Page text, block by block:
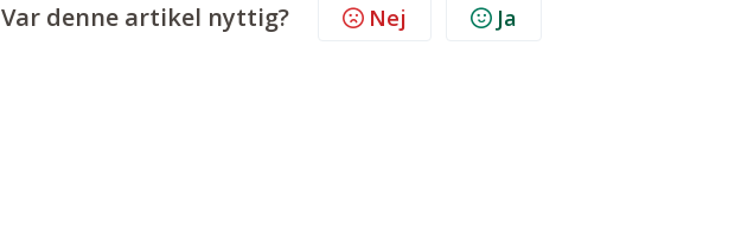
Var denne artikel nyttig? Nej Ja